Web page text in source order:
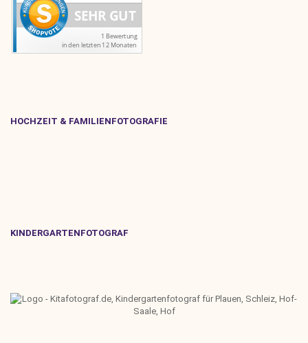
HOCHZEIT & FAMILIENFOTOGRAFIE
KINDERGARTENFOTOGRAF